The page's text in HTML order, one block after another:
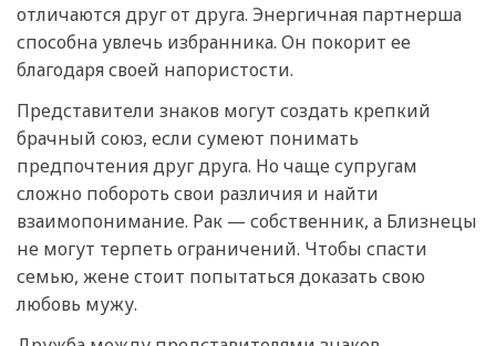
отличаются друг от друга. Энергичная партнерша
способна увлечь избранника. Он покорит ее
благодаря своей напористости.
Представители знаков могут создать крепкий
брачный союз, если сумеют понимать
предпочтения друг друга. Но чаще супругам
сложно побороть свои различия и найти
взаимопонимание. Рак — собственник, а Близнецы
не могут терпеть ограничений. Чтобы спасти
семью, жене стоит попытаться доказать свою
любовь мужу.